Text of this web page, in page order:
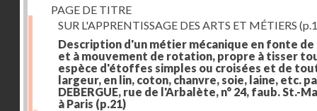
PAGE DE TITRE
SUR L'APPRENTISSAGE DES ARTS ET MÉTIERS
Description d'un métier mécanique en fonte
et à mouvement de rotation, propre à tisser
espèce d'étoffes simples ou croisées et de
largeur, en lin, coton, chanvre, soie, laine, etc.
DEBERGUE, rue de l'Arbalète, n° 24, faub. St.-
à Paris (p.21)